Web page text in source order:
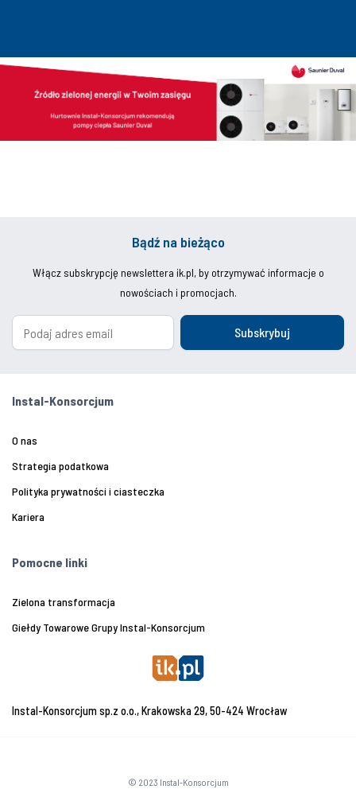
Bądź na bieżąco
Włącz subskrypcję newslettera ik.pl, by otrzymywać informacje o
nowościach i promocjach.
Subskrybuj
Instal-Konsorcjum
O nas
Strategia podatkowa
Polityka prywatności i ciasteczka
Kariera
Pomocne linki
Zielona transformacja
Giełdy Towarowe Grupy Instal-Konsorcjum
Instal-Konsorcjum sp.z o.o., Krakowska 29, 50-424 Wrocław
© 2023 Instal-Konsorcjum